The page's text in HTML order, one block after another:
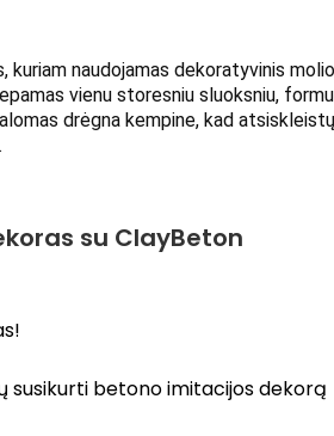
naudojamas dekoratyvinis molio
vienu storesniu sluoksniu,
drėgna kempine, kad atsiskleistų
su ClayBeton
susikurti betono imitacijos dekorą